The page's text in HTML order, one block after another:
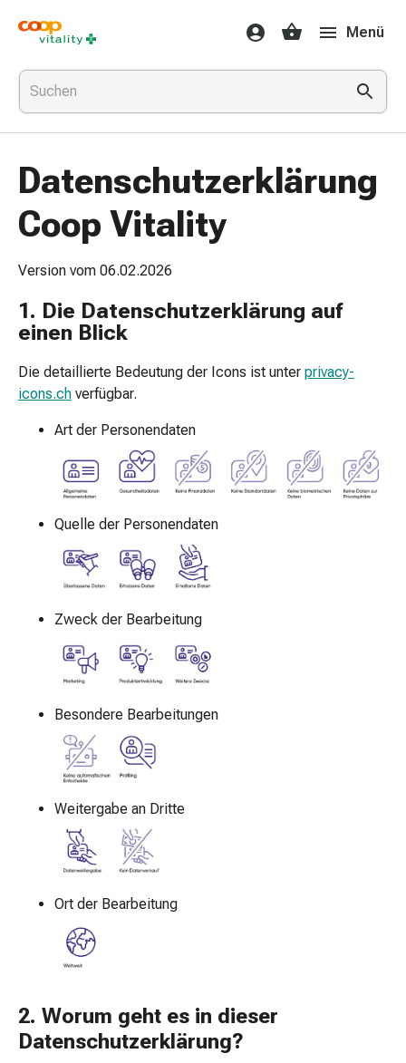
Medikamente
&
Gesundheit
Grippe
&
Erkältung
Grippe-
&
Erkältung
Medikamente
Halsschmerzen
&
Bronchitis
&
Zubehör
Taschentücher
Schnupfen
Wund-
&
Brandversorgung
Elastische
Wundbinden
Kompressen
Fingerverbände
Fixationspflaster
Gazen
Kompressionsbinden
Pflasterbinden,
Tapes
Schlauch-
Netzverbände
Verbandsmaterial
Verbrennungen
Wundbehandlung
Wundsprays
Menü
Datenschutzerklärung
Coop Vitality
Version vom 06.02.2026
1. Die Datenschutzerklärung auf
einen Blick
Die detaillierte Bedeutung der Icons ist unter privacy-
icons.ch verfügbar.
Art der Personendaten
Quelle der Personendaten
Zweck der Bearbeitung
Besondere Bearbeitungen
Weitergabe an Dritte
Ort der Bearbeitung
2. Worum geht es in dieser
Datenschutzerklärung?